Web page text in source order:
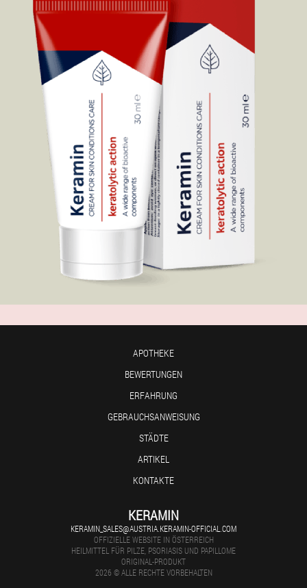
APOTHEKE
BEWERTUNGEN
ERFAHRUNG
GEBRAUCHSANWEISUNG
STÄDTE
ARTIKEL
KONTAKTE
KERAMIN
KERAMIN_SALES@AUSTRIA.KERAMIN-OFFICIAL.COM
OFFIZIELLE WEBSITE IN ÖSTERREICH
HEILMITTEL FÜR PILZE, PSORIASIS UND PAPILLOME
ORIGINAL-PRODUKT
2026 © ALLE RECHTE VORBEHALTEN